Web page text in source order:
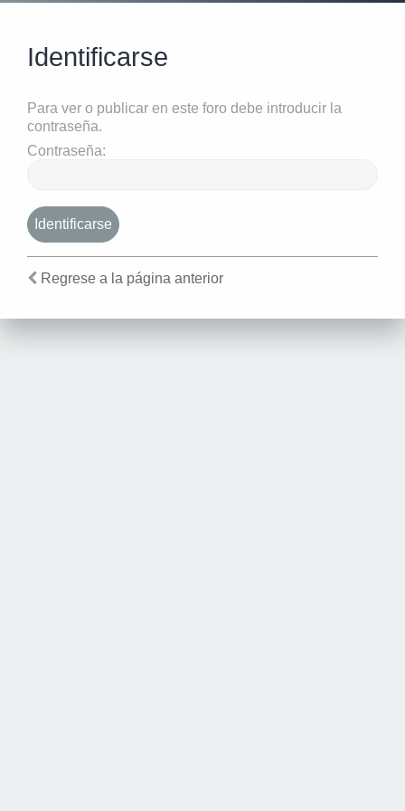
Identificarse
Para ver o publicar en este foro debe introducir la
contraseña.
Contraseña:
Regrese a la página anterior